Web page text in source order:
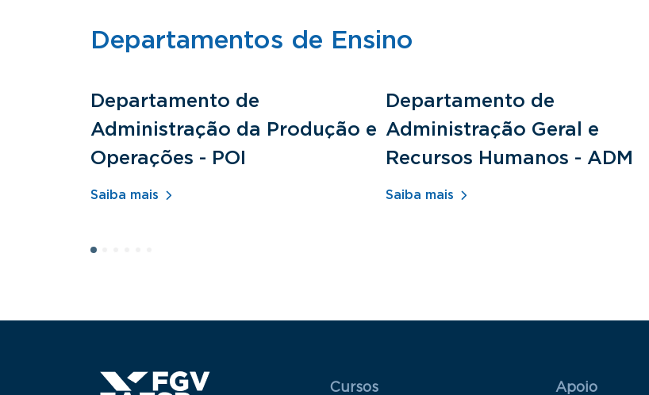
Departamentos de Ensino
Departamento de
Administração da Produção e
Operações - POI
Saiba mais
Departamento de
Administração Geral e
Recursos Humanos - ADM
Saiba mais
Menu Rodapé 1
Cursos Rodapé 2
Apoio